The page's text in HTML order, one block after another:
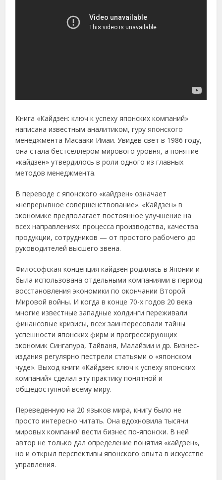
Книга «Кайдзен: ключ к успеху японских компаний»
написана известным аналитиком, гуру японского
менеджмента Масааки Имаи. Увидев свет в 1986 году,
она стала бестселлером мирового уровня, а понятие
«кайдзен» утвердилось в роли одного из главных
методов менеджмента.
В переводе с японского «кайдзен» означает
«непрерывное совершенствование». «Кайдзен» в
экономике предполагает постоянное улучшение на
всех направлениях: процесса производства, качества
продукции, сотрудников — от простого рабочего до
руководителей высшего звена.
Философская концепция кайдзен родилась в Японии и
была использована отдельными компаниями в период
восстановления экономики по окончании Второй
Мировой войны. И когда в конце 70-х годов 20 века
многие известные западные холдинги переживали
финансовые кризисы, всех заинтересовали тайны
успешности японских фирм и прогрессирующих
экономик Сингапура, Тайваня, Малайзии и др. Бизнес-
издания регулярно пестрели статьями о «японском
чуде». Выход книги «Кайдзен: ключ к успеху японских
компаний» сделал эту практику понятной и
общедоступной всему миру.
Переведенную на 20 языков мира, книгу было не
просто интересно читать. Она вдохновила тысячи
мировых компаний вести бизнес по-японски. В ней
автор не только дал определение понятия «кайдзен»,
но и открыл перспективы японского опыта в искусстве
управления.